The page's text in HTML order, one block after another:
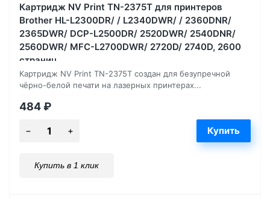
Картридж NV Print TN-2375T для принтеров
Brother HL-L2300DR/ / L2340DWR/ / 2360DNR/
2365DWR/ DCP-L2500DR/ 2520DWR/ 2540DNR/
2560DWR/ MFC-L2700DWR/ 2720D/ 2740D, 2600
страниц
Картридж NV Print TN-2375T создан для безупречной
чёрно-белой печати на лазерных принтерах...
484₽
Купить в 1 клик